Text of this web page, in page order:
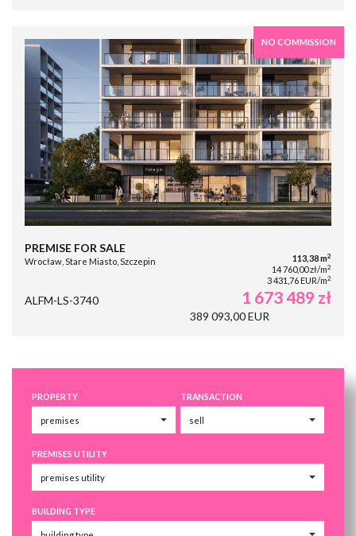
NO COMMISSION
PREMISE FOR SALE
Wrocław, Stare Miasto, Szczepin 113,38 m2
14 760,00 zł/m2
3 431,76 EUR/m2
ALFM-LS-3740 1 673 489 zł
389 093,00 EUR
PROPERTY TRANSACTION
PREMISES UTILITY
BUILDING TYPE